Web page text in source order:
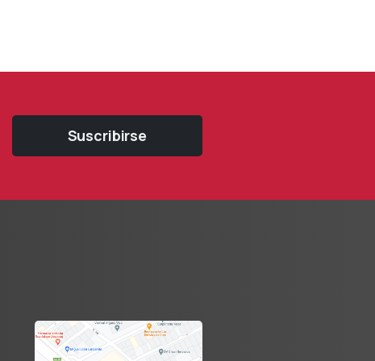
Suscribirse